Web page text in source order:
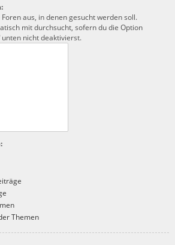
aus, in denen gesucht werden soll.
mit durchsucht, sofern du die Option
nicht deaktivierst.
Themen